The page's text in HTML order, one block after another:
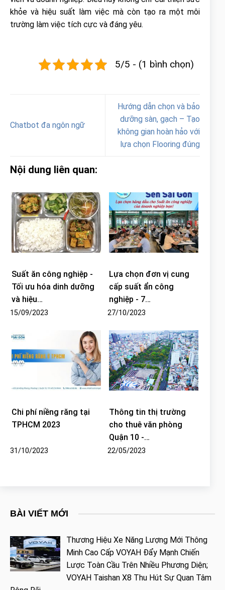
khỏe và hiệu suất làm việc mà còn tạo ra một môi
trường làm việc tích cực và đáng yêu.
5/5 - (1 bình chọn)
Chatbot đa ngôn ngữ
Hướng dẫn chọn và bảo
dưỡng sàn, gạch – Tạo
không gian hoàn hảo với
lựa chọn Flooring đúng
Nội dung liên quan:
Suất ăn công nghiệp -
Tối ưu hóa dinh dưỡng
và hiệu…
15/09/2023
Lựa chọn đơn vị cung
cấp suất ẩn công
nghiệp - 7…
27/10/2023
Chi phí niềng răng tại
TPHCM 2023
31/10/2023
Thông tin thị trường
cho thuê văn phòng
Quận 10 -…
22/05/2023
BÀI VIẾT MỚI
Thương Hiệu Xe Năng Lượng Mới Thông
Minh Cao Cấp VOYAH Đẩy Mạnh Chiến
Lược Toàn Cầu Trên Nhiều Phương Diện;
VOYAH Taishan X8 Thu Hút Sự Quan Tâm